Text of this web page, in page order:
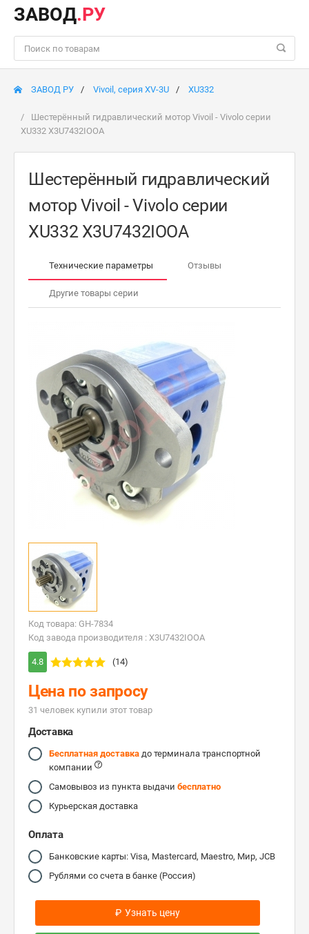
ЗАВОД.РУ
ЗАВОД РУ Vivoil, серия XV-3U XU332
Шестерённый гидравлический мотор Vivoil - Vivolo серии
XU332 X3U7432IOOA
Шестерённый гидравлический
мотор Vivoil - Vivolo серии
XU332 X3U7432IOOA
Технические параметры Отзывы
Другие товары серии
Код товара: GH-7834
Код завода производителя : X3U7432IOOA
4.8 (14)
Цена по запросу
31 человек купили этот товар
Доставка
Бесплатная доставка до терминала транспортной
компании
Самовывоз из пункта выдачи бесплатно
Курьерская доставка
Оплата
Банковские карты: Visa, Mastercard, Maestro, Мир, JCB
Рублями со счета в банке (Россия)
₽ Узнать цену